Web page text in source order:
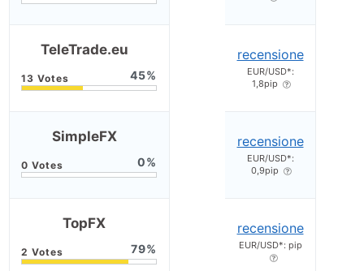
TeleTrade.eu
45
recensione
EUR/USD*:
1,8pip
SimpleFX
0
recensione
EUR/USD*:
0,9pip
TopFX
79
recensione
EUR/USD*: pip